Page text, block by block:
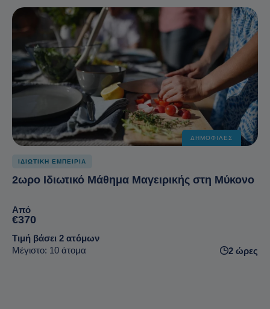
ΔΗΜΟΦΙΛΈΣ
ΙΔΙΩΤΙΚΗ ΕΜΠΕΙΡΙΑ
2ωρο Ιδιωτικό Μάθημα Μαγειρικής στη Μύκονο
Από
€370
Τιμή βάσει 2 ατόμων
Μέγιστο: 10 άτομα
2 ώρες